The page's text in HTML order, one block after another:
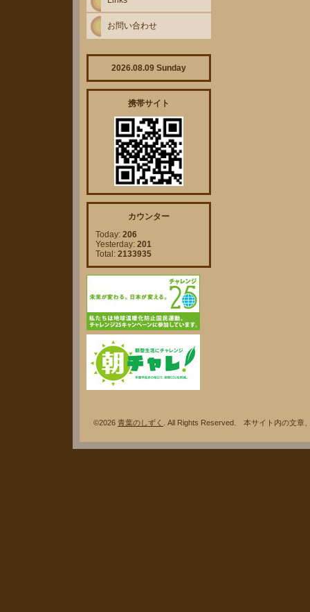
お問い合わせ
2026.08.09 Sunday
携帯サイト
カウンター
Today: 206
Yesterday: 201
Total: 2133935
©2026 青葉のしずく . All Rights Reserved. 本サイト内の文章